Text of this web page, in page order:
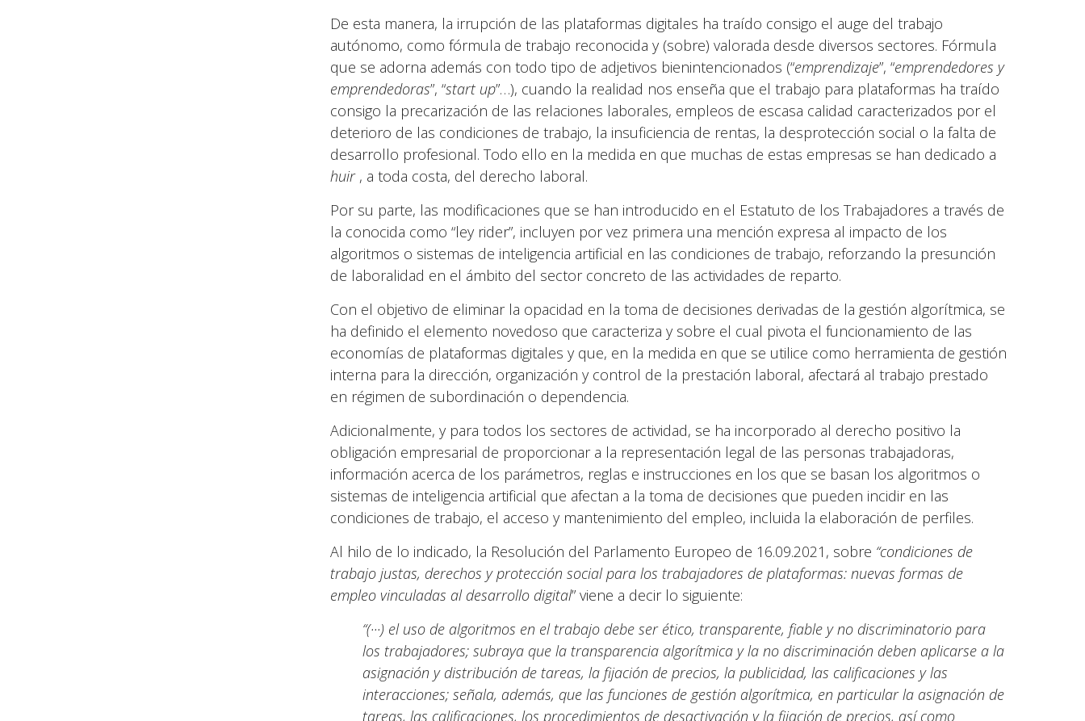
De esta manera, la irrupción de las plataformas digitales ha traído consigo el auge del trabajo
autónomo, como fórmula de trabajo reconocida y (sobre) valorada desde diversos sectores. Fórmula
que se adorna además con todo tipo de adjetivos bienintencionados (“emprendizaje”, “emprendedores y
emprendedoras”, “start up”…), cuando la realidad nos enseña que el trabajo para plataformas ha traído
consigo la precarización de las relaciones laborales, empleos de escasa calidad caracterizados por el
deterioro de las condiciones de trabajo, la insuficiencia de rentas, la desprotección social o la falta de
desarrollo profesional. Todo ello en la medida en que muchas de estas empresas se han dedicado a
huir, a toda costa, del derecho laboral.
Por su parte, las modificaciones que se han introducido en el Estatuto de los Trabajadores a través de
la conocida como “ley rider”, incluyen por vez primera una mención expresa al impacto de los
algoritmos o sistemas de inteligencia artificial en las condiciones de trabajo, reforzando la presunción
de laboralidad en el ámbito del sector concreto de las actividades de reparto.
Con el objetivo de eliminar la opacidad en la toma de decisiones derivadas de la gestión algorítmica, se
ha definido el elemento novedoso que caracteriza y sobre el cual pivota el funcionamiento de las
economías de plataformas digitales y que, en la medida en que se utilice como herramienta de gestión
interna para la dirección, organización y control de la prestación laboral, afectará al trabajo prestado
en régimen de subordinación o dependencia.
Adicionalmente, y para todos los sectores de actividad, se ha incorporado al derecho positivo la
obligación empresarial de proporcionar a la representación legal de las personas trabajadoras,
información acerca de los parámetros, reglas e instrucciones en los que se basan los algoritmos o
sistemas de inteligencia artificial que afectan a la toma de decisiones que pueden incidir en las
condiciones de trabajo, el acceso y mantenimiento del empleo, incluida la elaboración de perfiles.
Al hilo de lo indicado, la Resolución del Parlamento Europeo de 16.09.2021, sobre “condiciones de
trabajo justas, derechos y protección social para los trabajadores de plataformas: nuevas formas de
empleo vinculadas al desarrollo digital” viene a decir lo siguiente:
“(···) el uso de algoritmos en el trabajo debe ser ético, transparente, fiable y no discriminatorio para
los trabajadores; subraya que la transparencia algorítmica y la no discriminación deben aplicarse a la
asignación y distribución de tareas, la fijación de precios, la publicidad, las calificaciones y las
interacciones; señala, además, que las funciones de gestión algorítmica, en particular la asignación de
tareas, las calificaciones, los procedimientos de desactivación y la fijación de precios, así como